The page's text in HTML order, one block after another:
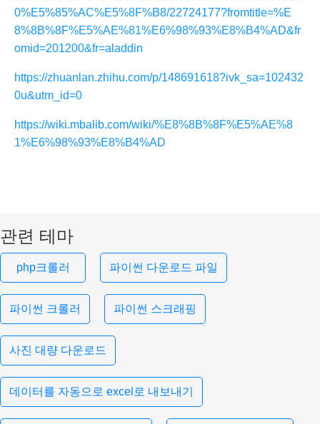
0%E5%85%AC%E5%8F%B8/22724177?fromtitle=%E
8%8B%8F%E5%AE%81%E6%98%93%E8%B4%AD&fr
omid=201200&fr=aladdin
https://zhuanlan.zhihu.com/p/148691618?ivk_sa=102432
0u&utm_id=0
https://wiki.mbalib.com/wiki/%E8%8B%8F%E5%AE%8
1%E6%98%93%E8%B4%AD
관련 테마
php크롤러 파이썬 다운로드 파일
파이썬 크롤러 파이썬 스크래핑
사진 대량 다운로드
데이터를 자동으로 excel로 내보내기